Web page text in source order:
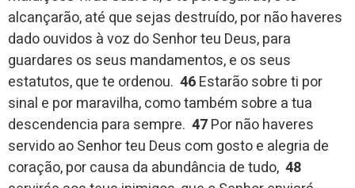
alcançarão, até que sejas destruído, por não haveres
dado ouvidos à voz do Senhor teu Deus, para
guardares os seus mandamentos, e os seus
estatutos, que te ordenou. 46Estarão sobre ti por
sinal e por maravilha, como também sobre a tua
descendencia para sempre. 47Por não haveres
servido ao Senhor teu Deus com gosto e alegria de
coração, por causa da abundância de tudo, 48